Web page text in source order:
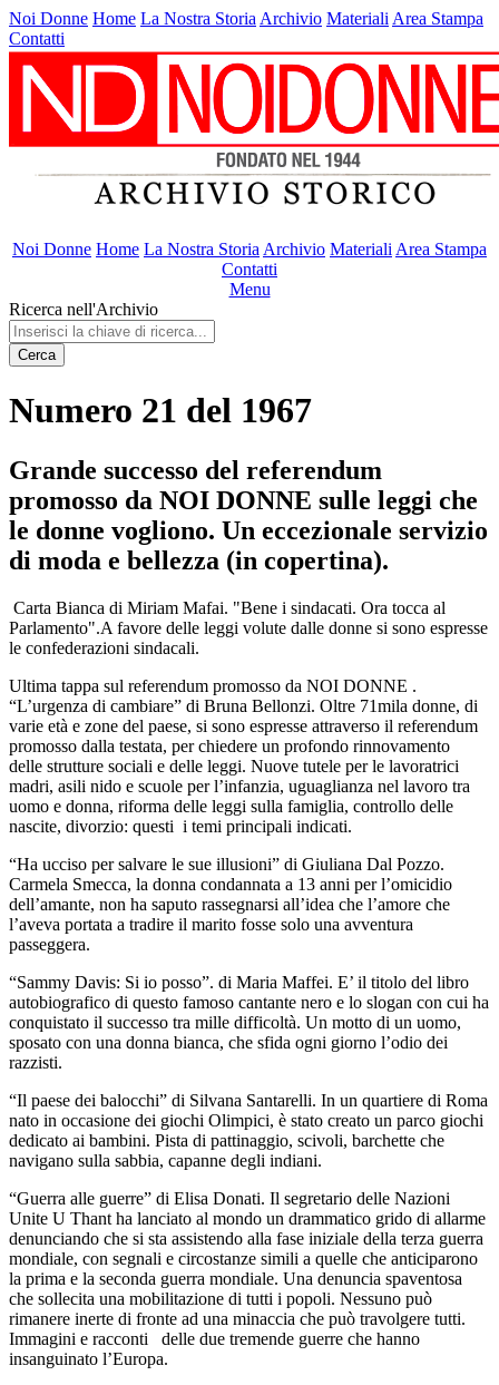
Noi Donne Home La Nostra Storia Archivio Materiali Area Stampa
Contatti
Noi Donne Home La Nostra Storia Archivio Materiali Area Stampa
Contatti
Menu
Ricerca nell'Archivio
Cerca
Numero 21 del 1967
Grande successo del referendum
promosso da NOI DONNE sulle leggi che
le donne vogliono. Un eccezionale servizio
di moda e bellezza (in copertina).
Carta Bianca di Miriam Mafai. "Bene i sindacati. Ora tocca al
Parlamento".A favore delle leggi volute dalle donne si sono espresse
le confederazioni sindacali.
Ultima tappa sul referendum promosso da NOI DONNE .
“L’urgenza di cambiare” di Bruna Bellonzi. Oltre 71mila donne, di
varie età e zone del paese, si sono espresse attraverso il referendum
promosso dalla testata, per chiedere un profondo rinnovamento
delle strutture sociali e delle leggi. Nuove tutele per le lavoratrici
madri, asili nido e scuole per l’infanzia, uguaglianza nel lavoro tra
uomo e donna, riforma delle leggi sulla famiglia, controllo delle
nascite, divorzio: questi i temi principali indicati.
“Ha ucciso per salvare le sue illusioni” di Giuliana Dal Pozzo.
Carmela Smecca, la donna condannata a 13 anni per l’omicidio
dell’amante, non ha saputo rassegnarsi all’idea che l’amore che
l’aveva portata a tradire il marito fosse solo una avventura
passeggera.
“Sammy Davis: Si io posso”. di Maria Maffei. E’ il titolo del libro
autobiografico di questo famoso cantante nero e lo slogan con cui ha
conquistato il successo tra mille difficoltà. Un motto di un uomo,
sposato con una donna bianca, che sfida ogni giorno l’odio dei
razzisti.
“Il paese dei balocchi” di Silvana Santarelli. In un quartiere di Roma
nato in occasione dei giochi Olimpici, è stato creato un parco giochi
dedicato ai bambini. Pista di pattinaggio, scivoli, barchette che
navigano sulla sabbia, capanne degli indiani.
“Guerra alle guerre” di Elisa Donati. Il segretario delle Nazioni
Unite U Thant ha lanciato al mondo un drammatico grido di allarme
denunciando che si sta assistendo alla fase iniziale della terza guerra
mondiale, con segnali e circostanze simili a quelle che anticiparono
la prima e la seconda guerra mondiale. Una denuncia spaventosa
che sollecita una mobilitazione di tutti i popoli. Nessuno può
rimanere inerte di fronte ad una minaccia che può travolgere tutti.
Immagini e racconti delle due tremende guerre che hanno
insanguinato l’Europa.